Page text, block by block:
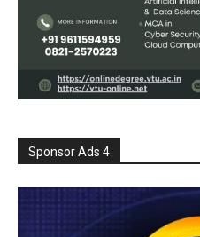
Sponsor Ads 4